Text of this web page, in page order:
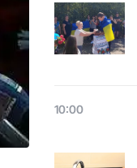
10:00